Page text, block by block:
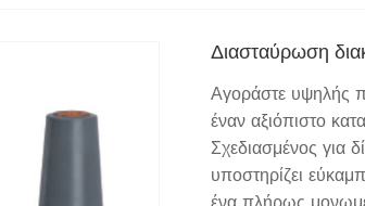
Διασταύρωση
Αγοράστε υψηλής
έναν αξιόπιστο
Σχεδιασμένος για
υποστηρίζει